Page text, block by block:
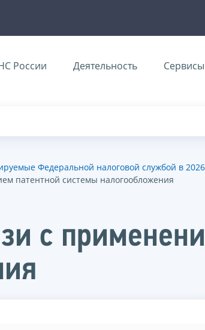
России Деятельность Сервисы
Федеральной налоговой службой в 2026
патентной системы налогообложения
с